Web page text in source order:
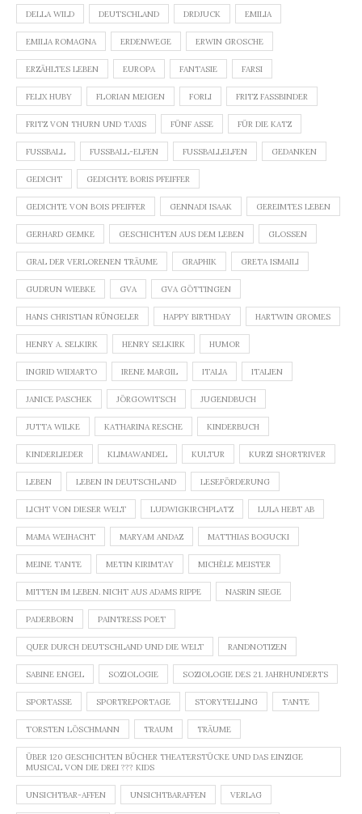
DELLA WILD DEUTSCHLAND DRDJUCK EMILIA
EMILIA ROMAGNA ERDENWEGE ERWIN GROSCHE
ERZÄHLTES LEBEN EUROPA FANTASIE FARSI
FELIX HUBY FLORIAN MEIGEN FORLI FRITZ FASSBINDER
FRITZ VON THURN UND TAXIS FÜNF ASSE FÜR DIE KATZ
FUSSBALL FUSSBALL-ELFEN FUSSBALLELFEN GEDANKEN
GEDICHT GEDICHTE BORIS PFEIFFER
GEDICHTE VON BOIS PFEIFFER GENNADI ISAAK GEREIMTES LEBEN
GERHARD GEMKE GESCHICHTEN AUS DEM LEBEN GLOSSEN
GRAL DER VERLORENEN TRÄUME GRAPHIK GRETA ISMAILI
GUDRUN WIEBKE GVA GVA GÖTTINGEN
HANS CHRISTIAN RÜNGELER HAPPY BIRTHDAY HARTWIN GROMES
HENRY A. SELKIRK HENRY SELKIRK HUMOR
INGRID WIDIARTO IRENE MARGIL ITALIA ITALIEN
JANICE PASCHEK JÖRGOWITSCH JUGENDBUCH
JUTTA WILKE KATHARINA RESCHE KINDERBUCH
KINDERLIEDER KLIMAWANDEL KULTUR KURZI SHORTRIVER
LEBEN LEBEN IN DEUTSCHLAND LESEFÖRDERUNG
LICHT VON DIESER WELT LUDWIGKIRCHPLATZ LULA HEBT AB
MAMA WEIHACHT MARYAM ANDAZ MATTHIAS BOGUCKI
MEINE TANTE METIN KIRIMTAY MICHÈLE MEISTER
MITTEN IM LEBEN. NICHT AUS ADAMS RIPPE NASRIN SIEGE
PADERBORN PAINTRESS POET
QUER DURCH DEUTSCHLAND UND DIE WELT RANDNOTIZEN
SABINE ENGEL SOZIOLOGIE SOZIOLOGIE DES 21. JAHRHUNDERTS
SPORTASSE SPORTREPORTAGE STORYTELLING TANTE
TORSTEN LÖSCHMANN TRAUM TRÄUME
ÜBER 120 GESCHICHTEN BÜCHER THEATERSTÜCKE UND DAS EINZIGE
MUSICAL VON DIE DREI ??? KIDS
UNSICHTBAR-AFFEN UNSICHTBARAFFEN VERLAG